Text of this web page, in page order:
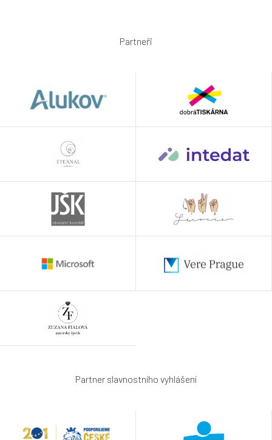
Partneři
Partner slavnostního vyhlášení